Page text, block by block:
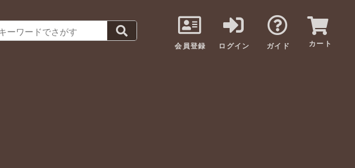
会員登録 ログイン ガイド カート